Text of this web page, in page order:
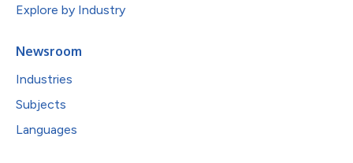
Explore by Industry
Newsroom
Industries
Subjects
Languages